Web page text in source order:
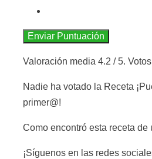
Enviar Puntuación
Valoración media 4.2 / 5.
Nadie ha votado la Receta
primer@!
Como encontró esta receta de
¡Síguenos en las redes